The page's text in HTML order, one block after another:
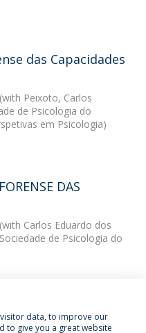
das Capacidades
(with Peixoto, Carlos
de Psicologia do
em Psicologia)
DAS
(with Carlos Eduardo dos
de Psicologia do
data, to improve our
to give you a great website